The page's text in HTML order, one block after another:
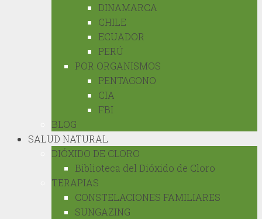
DINAMARCA
CHILE
ECUADOR
PERÚ
POR ORGANISMOS
PENTAGONO
CIA
FBI
BLOG
SALUD NATURAL
DIÓXIDO DE CLORO
Biblioteca del Dióxido de Cloro
TERAPIAS
CONSTELACIONES FAMILIARES
SUNGAZING